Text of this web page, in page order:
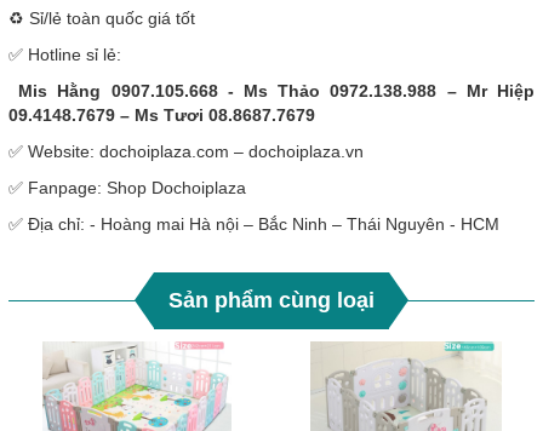
♻️ Sỉ/lẻ toàn quốc giá tốt
✅ Hotline sỉ lẻ:
Mis Hằng 0907.105.668 - Ms Thảo 0972.138.988 – Mr Hiệp
09.4148.7679 – Ms Tươi 08.8687.7679
✅ Website: dochoiplaza.com – dochoiplaza.vn
✅ Fanpage: Shop Dochoiplaza
✅ Địa chỉ: - Hoàng mai Hà nội – Bắc Ninh – Thái Nguyên - HCM
Sản phẩm cùng loại